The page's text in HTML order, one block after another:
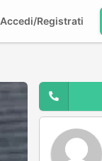
Accedi/Registrati